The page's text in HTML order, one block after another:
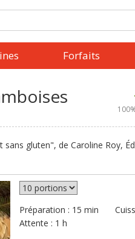
Forfaits
100
gluten", de Caroline Roy,
Préparation : 15 min
Attente : 1 h